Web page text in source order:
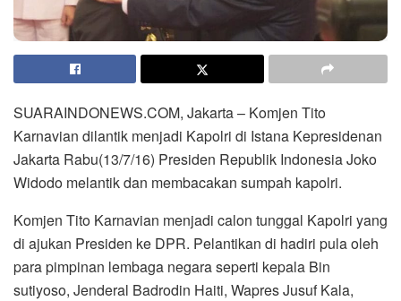
SUARAINDONEWS.COM, Jakarta – Komjen Tito
Karnavian dilantik menjadi Kapolri di Istana Kepresidenan
Jakarta Rabu(13/7/16) Presiden Republik Indonesia Joko
Widodo melantik dan membacakan sumpah kapolri.
Komjen Tito Karnavian menjadi calon tunggal Kapolri yang
di ajukan Presiden ke DPR. Pelantikan di hadiri pula oleh
para pimpinan lembaga negara seperti kepala Bin
sutiyoso, Jenderal Badrodin Haiti, Wapres Jusuf Kala,